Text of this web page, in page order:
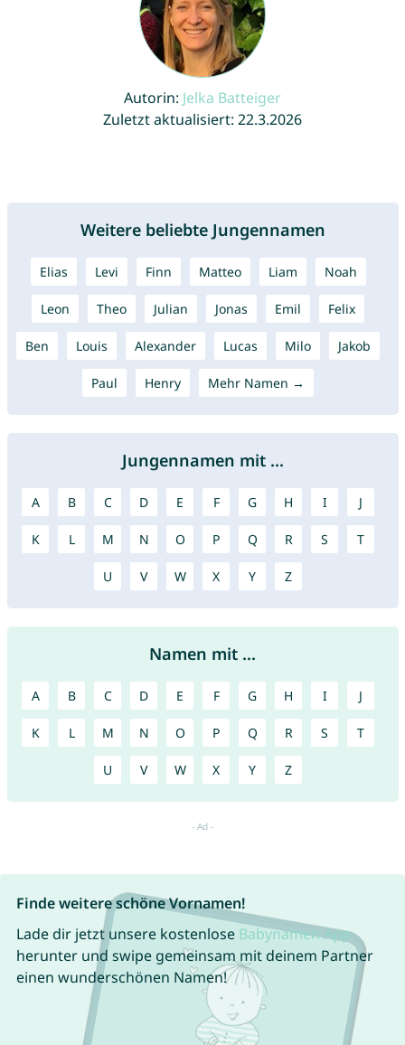
Autorin: Jelka Batteiger
Zuletzt aktualisiert: 22.3.2026
Weitere beliebte Jungennamen
Elias Levi Finn Matteo Liam Noah
Leon Theo Julian Jonas Emil Felix
Ben Louis Alexander Lucas Milo Jakob
Paul Henry Mehr Namen →
Jungennamen mit ...
A B C D E F G H I J
K L M N O P Q R S T
U V W X Y Z
Namen mit ...
A B C D E F G H I J
K L M N O P Q R S T
U V W X Y Z
Finde weitere schöne Vornamen!
Lade dir jetzt unsere kostenlose Babynamen App
herunter und swipe gemeinsam mit deinem Partner
einen wunderschönen Namen!